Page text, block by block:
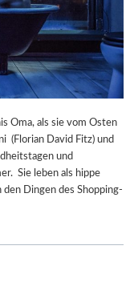
Oma, als sie vom Osten
(Florian David Fitz) und
und
Sie leben als hippe
Dingen des Shopping-